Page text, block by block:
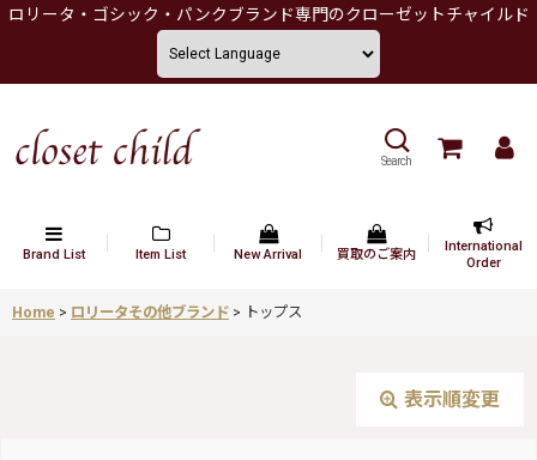
ロリータ・ゴシック・パンクブランド専門のクローゼットチャイルド
Search
Brand List Item List New Arrival 買取のご案内
International
Order
Home > ロリータその他ブランド > トップス
表示順変更